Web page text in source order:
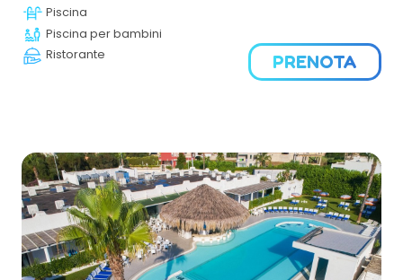
Piscina
Piscina per bambini
Ristorante
PRENOTA